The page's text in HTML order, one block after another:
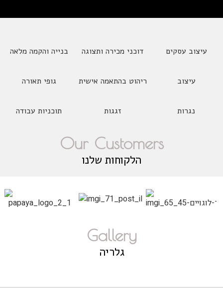
עיצוב עסקים דוכני מכירה ותצוגה בנייה והקמה מלאה
עיצוב ריהוט בהתאמה אישית גופי תאורה
נגרות זגגות תוכניות עבודה
Our Customers
הלקוחות שלנו
Gallery
גלריה